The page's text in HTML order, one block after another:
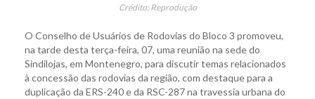
Crédito: Reprodução
O Conselho de Usuários de Rodovias do Bloco 3 promoveu,
na tarde desta terça-feira, 07, uma reunião na sede do
Sindilojas, em Montenegro, para discutir temas relacionados
à concessão das rodovias da região, com destaque para a
duplicação da ERS-240 e da RSC-287 na travessia urbana do